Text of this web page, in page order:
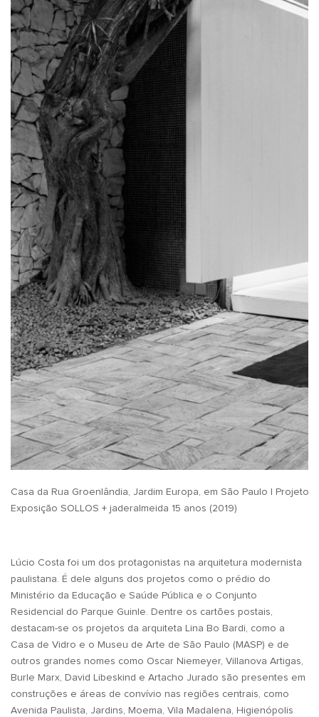
Casa da Rua Groenlândia, Jardim Europa, em São Paulo |
Exposição SOLLOS + jaderalmeida 15 anos (2019)
Lúcio Costa foi um dos protagonistas na arquitetura modernista
paulistana. É dele alguns dos projetos como o prédio do
Ministério da Educação e Saúde Pública e o Conjunto
Residencial do Parque Guinle. Dentre os cartões postais,
destacam-se os projetos da arquiteta Lina Bo Bardi, como a
Casa de Vidro e o Museu de Arte de São Paulo (MASP) e de
outros grandes nomes como Oscar Niemeyer, Villanova Artigas,
Burle Marx, David Libeskind e Artacho Jurado são presentes em
construções e áreas de convívio nas regiões centrais, como
Avenida Paulista, Jardins, Moema, Vila Madalena, Higienópolis